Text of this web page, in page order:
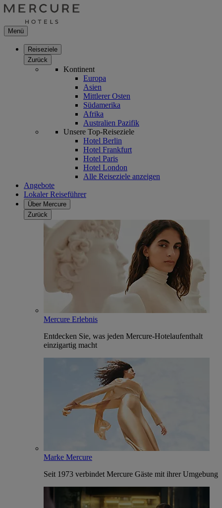
Menü
Reiseziele
Zurück
Kontinent
Europa
Asien
Mittlerer Osten
Südamerika
Afrika
Australien Pazifik
Unsere Top-Reiseziele
Hotel Berlin
Hotel Frankfurt
Hotel Paris
Hotel London
Alle Reiseziele anzeigen
Angebote
Lokaler Reiseführer
Über Mercure
Zurück
Mercure Erlebnis
Entdecken Sie, was jeden Mercure-Hotelaufenthalt
einzigartig macht
Marke Mercure
Seit 1973 verbindet Mercure Gäste mit ihrer Umgebung